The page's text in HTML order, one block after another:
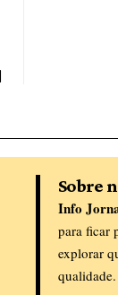
Sobre
Info
para ficar
explorar